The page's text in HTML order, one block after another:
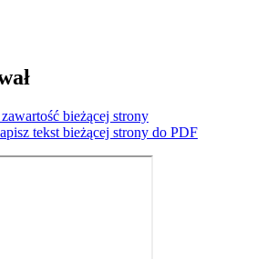
bieżącej strony
tekst bieżącej strony do PDF